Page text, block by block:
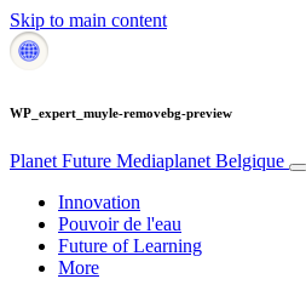
Skip to main content
WP_expert_muyle-removebg-preview
Planet Future Mediaplanet Belgique
Innovation
Pouvoir de l'eau
Future of Learning
More